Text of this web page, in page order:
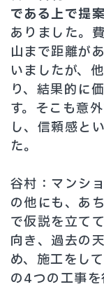
である上で提
ありました。
山まで距離が
いましたが、
り、結果的に
す。そこも意
し、信頼感と
た。
谷村：マンシ
の他にも、あ
で仮説を立て
向き、過去の
め、施工をし
の4つの工事を